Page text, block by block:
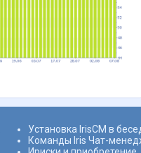
Установка IrisCM в
Команды Iris Чат-